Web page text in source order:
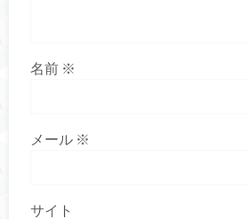
名前 ※
メール ※
サイト